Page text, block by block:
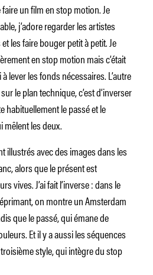
faire un film en stop motion. Je
j’adore regarder les artistes
les faire bouger petit à petit. Je
en stop motion mais c’était
lever les fonds nécessaires. L’autre
le plan technique, c’est d’inverser
habituellement le passé et le
mêlent les deux.
illustrés avec des images dans les
alors que le présent est
vives. J’ai fait l’inverse : dans le
on montre un Amsterdam
que le passé, qui émane de
Et il y a aussi les séquences
style, qui intègre du stop